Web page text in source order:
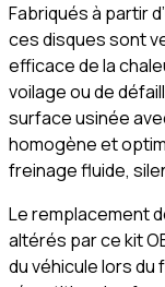
Fabriqués à partir
ces disques sont
efficace de la
voilage ou de
surface usinée
homogène et
freinage fluide,
Le remplacement
altérés par ce kit
du véhicule lors du